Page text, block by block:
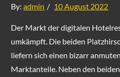
By:admin
Posted
10 August 2022
Der Markt der digitalen
umkämpft. Die beiden
liefern sich einen bizarr
Marktanteile. Neben den